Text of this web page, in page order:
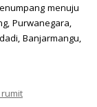
menuju
Purwanegara,
Banjarmangu,